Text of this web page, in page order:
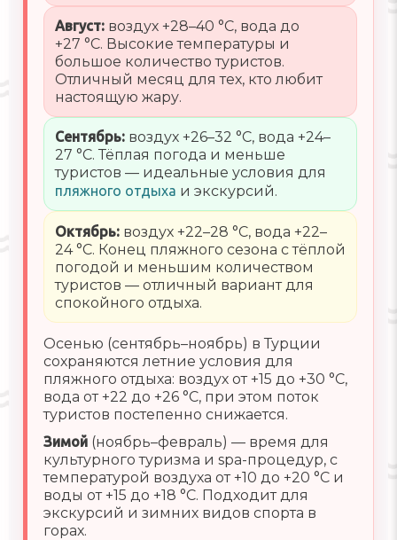
Август:воздух +28–40 °C, вода до
+27 °C. Высокие температуры и
большое количество туристов.
Отличный месяц для тех, кто любит
настоящую жару.
Сентябрь:воздух +26–32 °C, вода +24–
27 °C. Тёплая погода и меньше
туристов — идеальные условия для
пляжного отдыха и экскурсий.
Октябрь:воздух +22–28 °C, вода +22–
24 °C. Конец пляжного сезона с тёплой
погодой и меньшим количеством
туристов — отличный вариант для
спокойного отдыха.
Осенью (сентябрь–ноябрь) в Турции
сохраняются летние условия для
пляжного отдыха: воздух от +15 до +30 °C,
вода от +22 до +26 °C, при этом поток
туристов постепенно снижается.
Зимой(ноябрь–февраль) — время для
культурного туризма и spa-процедур, с
температурой воздуха от +10 до +20 °C и
воды от +15 до +18 °C. Подходит для
экскурсий и зимних видов спорта в
горах.